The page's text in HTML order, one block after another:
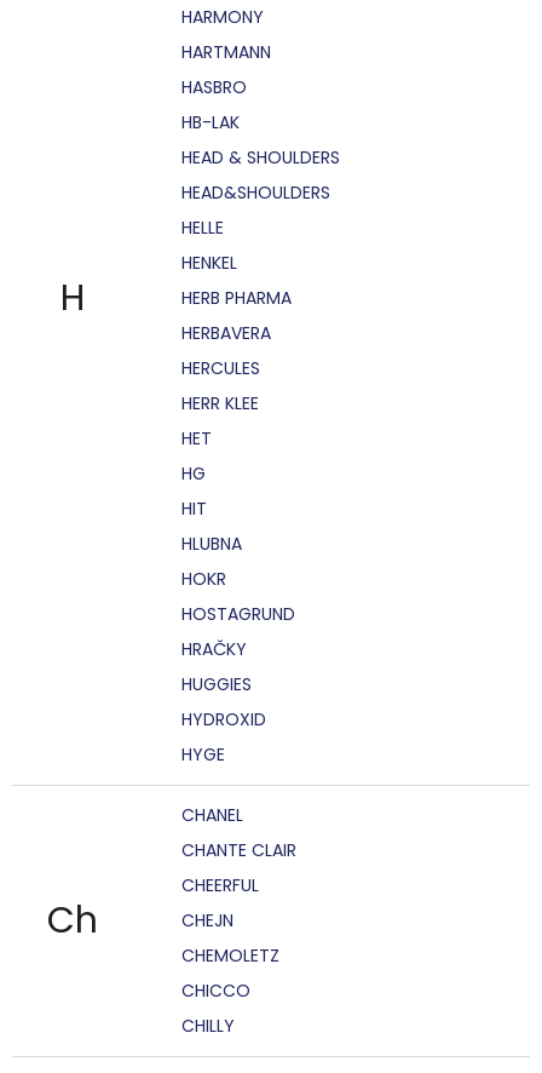
H
HARMONY
HARTMANN
HASBRO
HB-LAK
HEAD & SHOULDERS
HEAD&SHOULDERS
HELLE
HENKEL
HERB PHARMA
HERBAVERA
HERCULES
HERR KLEE
HET
HG
HIT
HLUBNA
HOKR
HOSTAGRUND
HRAČKY
HUGGIES
HYDROXID
HYGE
Ch
CHANEL
CHANTE CLAIR
CHEERFUL
CHEJN
CHEMOLETZ
CHICCO
CHILLY